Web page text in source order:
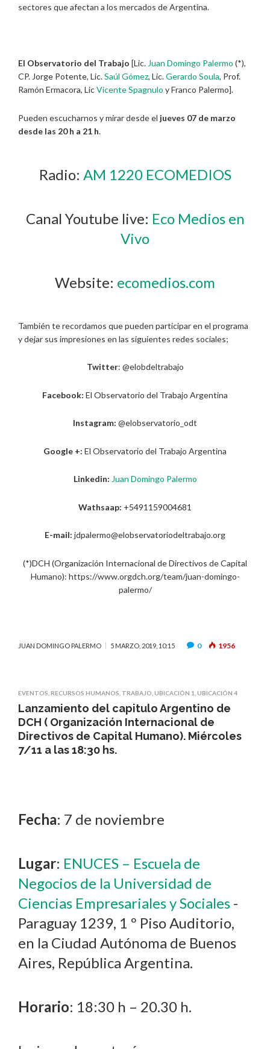
sectores que afectan a los mercados de Argentina.
El Observatorio del Trabajo [Lic.Juan Domingo Palermo (*),
CP. Jorge Potente, Lic.Saúl Gómez, Lic.Gerardo Soula, Prof.
Ramón Ermacora, LicVicente Spagnulo y Franco Palermo].
Pueden escucharnos y mirar desde el jueves 07 de marzo
desde las 20 h a 21 h.
Radio: AM 1220 ECOMEDIOS
Canal Youtube live: Eco Medios en
Vivo
Website: ecomedios.com
También te recordamos que pueden participar en el programa
y dejar sus impresiones en las siguientes redes sociales;
Twitter: @elobdeltrabajo
Facebook: El Observatorio del Trabajo Argentina
Instagram: @elobservatorio_odt
Google +: El Observatorio del Trabajo Argentina
Linkedin: Juan Domingo Palermo
Wathsaap: +5491159004681
E-mail: jdpalermo@elobservatoriodeltrabajo.org
(*)DCH (Organización Internacional de Directivos de Capital
Humano): https://www.orgdch.org/team/juan-domingo-
palermo/
JUAN DOMINGO PALERMO 5 MARZO, 2019, 10:15 0 1956
EVENTOS,RECURSOS HUMANOS, TRABAJO,UBICACIÓN 1,UBICACIÓN 4
Lanzamiento del capitulo Argentino de
DCH ( Organización Internacional de
Directivos de Capital Humano). Miércoles
7/11 a las 18:30 hs.
Fecha: 7 de noviembre
Lugar: ENUCES – Escuela de
Negocios de la Universidad de
Ciencias Empresariales y Sociales -
Paraguay 1239, 1 º Piso Auditorio,
en la Ciudad Autónoma de Buenos
Aires, República Argentina.
Horario: 18:30 h – 20.30 h.